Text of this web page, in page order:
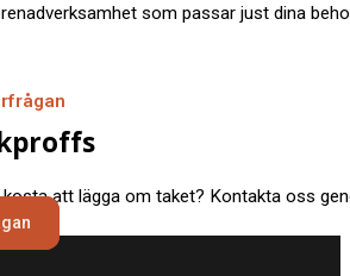
som passar just dina
kosta att lägga om taket? Kontakta oss